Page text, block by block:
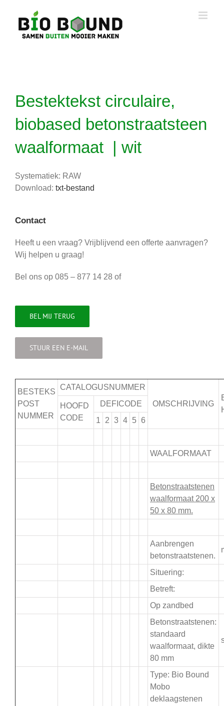
inhoud
Bestektekst circulaire,
biobased betonstraatsteen
waalformaat | wit
Systematiek: RAW
Download: txt-bestand
Contact
Heeft u een vraag? Vrijblijvend een offerte aanvragen?
Wij helpen u graag!
Bel ons op 085 – 877 14 28 of
BEL MIJ TERUG
STUUR EEN E-MAIL
BESTEKS
POST
NUMMER
CATALOGUSNUMMER
OMSCHRIJVING
HOOFD
CODE
DEFICODE
1
2 3 4 5 6
WAALFORMAAT
Betonstraatstenen
waalformaat 200 x
50 x 80 mm.
Aanbrengen
betonstraatstenen.
Situering:
Betreft:
Op zandbed
Betonstraatstenen:
standaard
waalformaat, dikte
80 mm
Type: Bio Bound
Mobo
deklaagstenen